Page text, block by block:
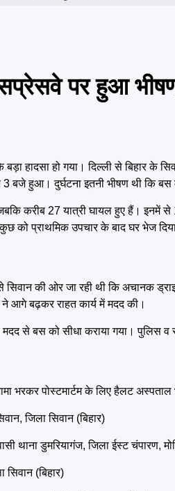
पर हुआ
हादसा हो गया। दिल्ली से बिहार के
बजे हुआ। दुर्घटना इतनी भीषण थी कि
करीब 27 यात्री घायल हुए हैं। इनमें
को प्राथमिक उपचार के बाद घर भेज
सिवान की ओर जा रही थी कि अचानक
आगे बढ़कर राहत कार्य में मदद की।
से बस को सीधा कराया गया। पुलिस व
भरकर पोस्टमार्टम के लिए हैलट
जिला सिवान (बिहार)
डुमरियागंज, जिला ईस्ट चंपारण,
सिवान (बिहार)